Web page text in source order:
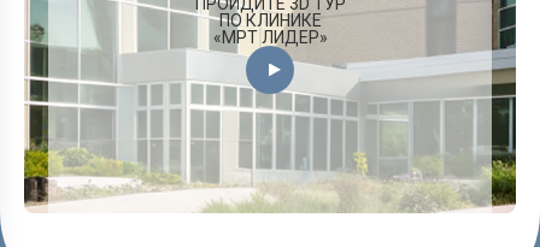
ПО КЛИНИКЕ
«МРТ ЛИДЕР»